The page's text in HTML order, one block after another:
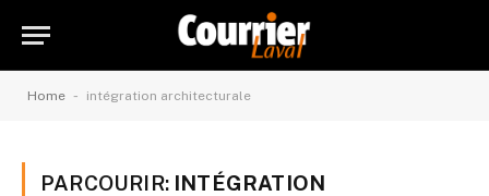
Home - intégration architecturale
PARCOURIR: INTÉGRATION